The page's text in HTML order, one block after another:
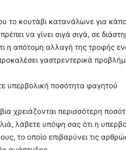
το κουτάβι κατανάλωνε για
να γίνει σιγά σιγά, σε
η απότομη αλλαγή της τροφής
γαστρεντερικά
υπερβολική ποσότητα φαγητού
χρειάζονται περισσότερη
λάβετε υπόψη σας ότι η
το οποίο επιβαρύνει τις